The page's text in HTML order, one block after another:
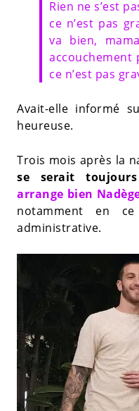
Rien ne s’est
ce n’est pas
va bien,
accouchement
ce n’est pas
Avait-elle informé
heureuse.
Trois mois après la
se serait
arrange bien
notamment en
administrative.